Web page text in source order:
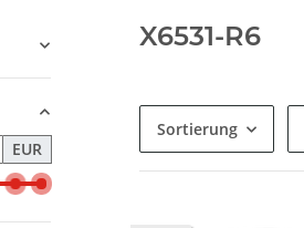
X6531-R6
Sortierung
EUR